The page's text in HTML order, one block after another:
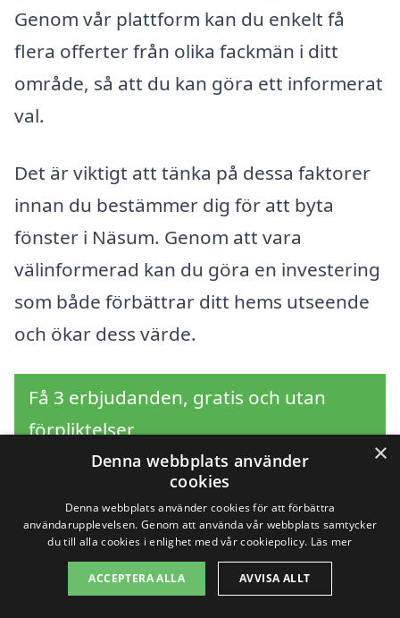
Genom vår plattform kan du enkelt få
flera offerter från olika fackmän i ditt
område, så att du kan göra ett informerat
val.
Det är viktigt att tänka på dessa faktorer
innan du bestämmer dig för att byta
fönster i Näsum. Genom att vara
välinformerad kan du göra en investering
som både förbättrar ditt hems utseende
och ökar dess värde.
Få 3 erbjudanden, gratis och utan
förpliktelser
Sök efter en
professionell för byta
×
Denna webbplats använder
cookies
Denna webbplats använder cookies för att förbättra
användarupplevelsen. Genom att använda vår webbplats samtycker
du till alla cookies i enlighet med vår cookiepolicy. Läs mer
ACCEPTERA ALLA AVVISA ALLT